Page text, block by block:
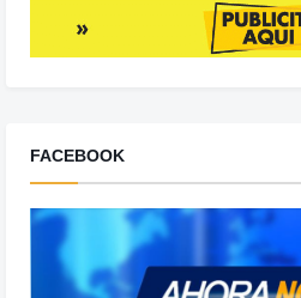
FACEBOOK